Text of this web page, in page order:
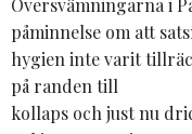
Översvämningarna i
påminnelse om att
hygien inte varit
på randen till
kollaps och just nu